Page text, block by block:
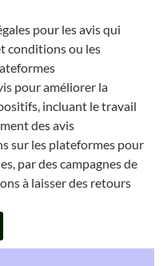
pour les avis qui
conditions ou les
pour améliorer la
incluant le travail
des avis
sur les plateformes pour
par des campagnes de
à laisser des retours